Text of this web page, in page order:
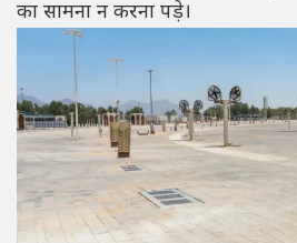
का सामना न करना पड़े।